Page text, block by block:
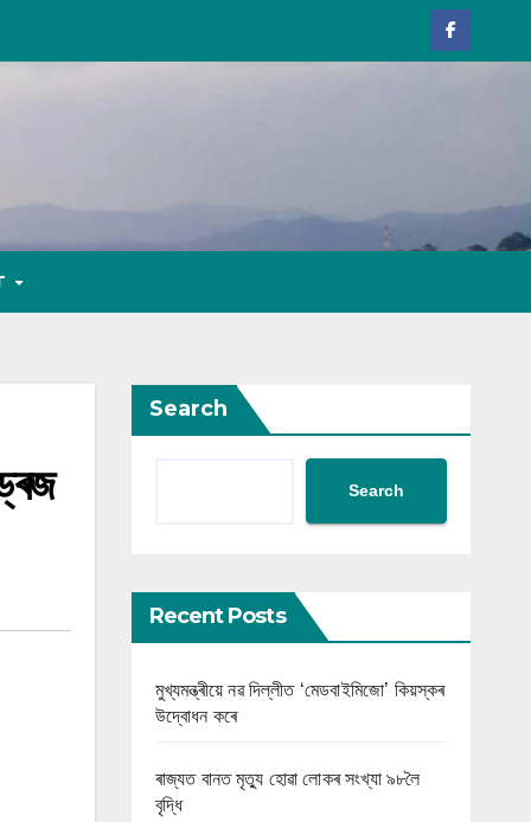
Search
Search
Recent Posts
মুখ্যমন্ত্ৰীয়ে নৱ দিল্লীত ‘মেডবাইমিজো’ কিয়স্কৰ
উদ্বোধন কৰে
ৰাজ্যত বানত মৃত্যু হোৱা লোকৰ সংখ্যা ৯৮লৈ
বৃদ্ধি